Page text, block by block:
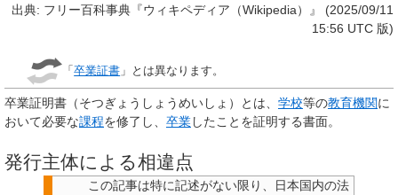
出典: フリー百科事典『ウィキペディア（Wikipedia）』 (2025/09/11
15:56 UTC 版)
「卒業証書 」とは異なります。
卒業証明書 （そつぎょうしょうめいしょ）とは、 学校等の教育機関に
おいて必要な課程を修了し、 卒業したことを証明する書面。
発行主体による相違点
この記事は特に記述がない限り、日本国内の法